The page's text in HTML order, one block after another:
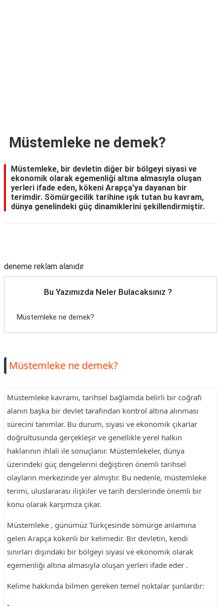
Müstemleke ne demek?
Müstemleke, bir devletin diğer bir bölgeyi siyasi ve
ekonomik olarak egemenliği altına almasıyla oluşan
yerleri ifade eden, kökeni Arapça'ya dayanan bir
terimdir. Sömürgecilik tarihine ışık tutan bu kavram,
dünya genelindeki güç dinamiklerini şekillendirmiştir.
deneme reklam alanıdır
Bu Yazımızda Neler Bulacaksınız ?
Müstemleke ne demek?
Müstemleke ne demek?
Müstemleke kavramı, tarihsel bağlamda belirli bir coğrafi
alanın başka bir devlet tarafından kontrol altına alınması
sürecini tanımlar. Bu durum, siyasi ve ekonomik çıkarlar
doğrultusunda gerçekleşir ve genellikle yerel halkın
haklarının ihlali ile sonuçlanır. Müstemlekeler, dünya
üzerindeki güç dengelerini değiştiren önemli tarihsel
olayların merkezinde yer almıştır. Bu nedenle, müstemleke
terimi, uluslararası ilişkiler ve tarih derslerinde önemli bir
konu olarak karşımıza çıkar.
Müstemleke , günümüz Türkçesinde sömürge anlamına
gelen Arapça kökenli bir kelimedir. Bir devletin, kendi
sınırları dışındaki bir bölgeyi siyasi ve ekonomik olarak
egemenliği altına almasıyla oluşan yerleri ifade eder .
Kelime hakkında bilmen gereken temel noktalar şunlardır: